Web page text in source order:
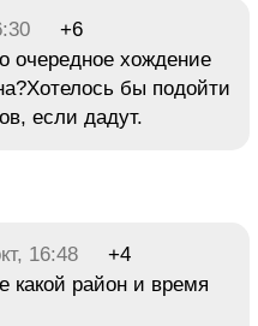
+6
очередное хождение
бы подойти
если дадут.
16:48
+4
какой район и время